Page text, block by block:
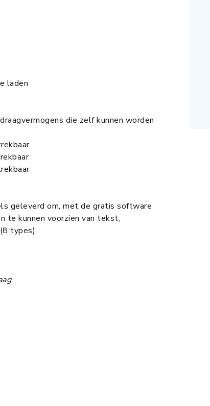
laden
die zelf kunnen worden
geleverd om, met de gratis software
te kunnen voorzien van tekst,
types)